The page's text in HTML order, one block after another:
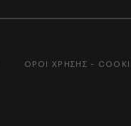
ΟΡΟΙ ΧΡΗΣΗΣ -